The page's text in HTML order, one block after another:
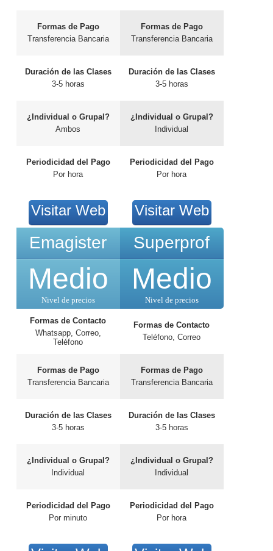
Formas de Pago
Transferencia Bancaria
Duración de las Clases
3-5 horas
¿Individual o Grupal?
Ambos
Periodicidad del Pago
Por hora
Visitar Web
Formas de Pago
Transferencia Bancaria
Duración de las Clases
3-5 horas
¿Individual o Grupal?
Individual
Periodicidad del Pago
Por hora
Visitar Web
Emagister
Medio
Nivel de precios
Formas de Contacto
Whatsapp, Correo,
Teléfono
Formas de Pago
Transferencia Bancaria
Duración de las Clases
3-5 horas
¿Individual o Grupal?
Individual
Periodicidad del Pago
Por minuto
Superprof
Medio
Nivel de precios
Formas de Contacto
Teléfono, Correo
Formas de Pago
Transferencia Bancaria
Duración de las Clases
3-5 horas
¿Individual o Grupal?
Individual
Periodicidad del Pago
Por hora